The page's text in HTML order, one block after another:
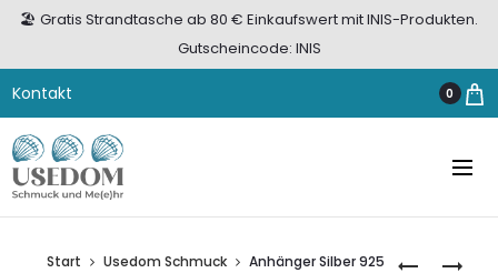
🏖️ Gratis Strandtasche ab 80 € Einkaufswert mit INIS-Produkten.
Gutscheincode: INIS
Kontakt 0
ANHÄNGER
Start Usedom Schmuck
Anhänger Silber 925